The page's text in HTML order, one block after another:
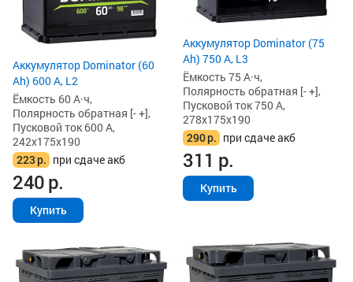
Аккумулятор Dominator (60
Ah) 600 А, L2
Ёмкость 60 А·ч,
Полярность обратная [- +],
Пусковой ток 600 А,
242x175x190
223р. при сдаче акб
240р.
Купить
Аккумулятор Dominator (75
Ah) 750 А, L3
Ёмкость 75 А·ч,
Полярность обратная [- +],
Пусковой ток 750 А,
278x175x190
290р. при сдаче акб
311 р.
Купить